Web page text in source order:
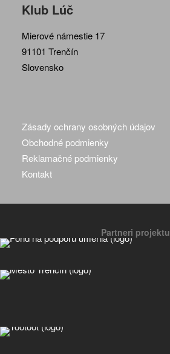
Klub Lúč
Mierové námestie 17
91101 Trenčín
Slovensko
Zásady ochrany osobných údajov
Obchodné podmienky
Reklamačné podmienky
Kontakt
Partneri projektu